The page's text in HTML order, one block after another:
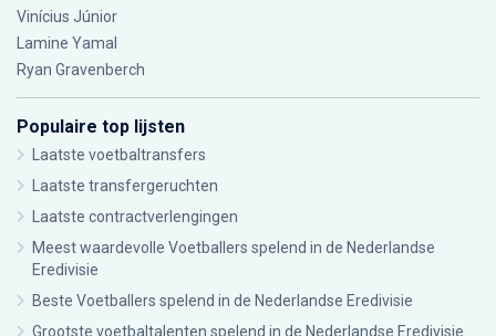
Vinícius Júnior
Lamine Yamal
Ryan Gravenberch
Populaire top lijsten
Laatste voetbaltransfers
Laatste transfergeruchten
Laatste contractverlengingen
Meest waardevolle Voetballers spelend in de Nederlandse
Eredivisie
Beste Voetballers spelend in de Nederlandse Eredivisie
Grootste voetbaltalenten spelend in de Nederlandse Eredivisie